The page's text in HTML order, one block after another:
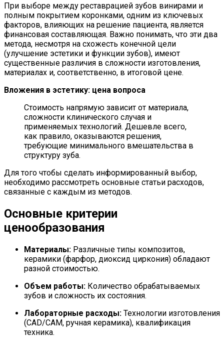
При выборе между реставрацией зубов винирами и
полным покрытием коронками, одним из ключевых
факторов, влияющих на решение пациента, является
финансовая составляющая. Важно понимать, что эти два
метода, несмотря на схожесть конечной цели
(улучшение эстетики и функции зубов), имеют
существенные различия в сложности изготовления,
материалах и, соответственно, в итоговой цене.
Вложения в эстетику: цена вопроса
Стоимость напрямую зависит от материала,
сложности клинического случая и
применяемых технологий. Дешевле всего,
как правило, оказываются решения,
требующие минимального вмешательства в
структуру зуба.
Для того чтобы сделать информированный выбор,
необходимо рассмотреть основные статьи расходов,
связанные с каждым из методов.
Основные критерии
ценообразования
Материалы: Различные типы композитов,
керамики (фарфор, диоксид циркония) обладают
разной стоимостью.
Объем работы: Количество обрабатываемых
зубов и сложность их состояния.
Лабораторные расходы: Технологии изготовления
(CAD/CAM, ручная керамика), квалификация
техника.